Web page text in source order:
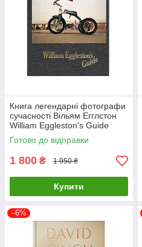
Книга легендарні фотографи
сучасності Вільям Егглстон
William Eggleston's Guide
книги з фотографії
Готово до відправки
1 800 ₴ 1 950 ₴
Купити
–6%